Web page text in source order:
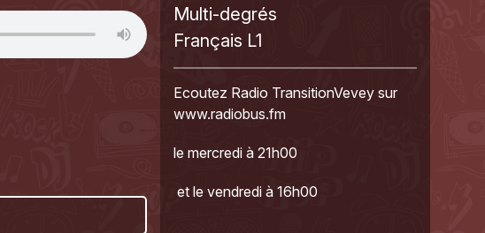
Multi-degrés
Français L1
Ecoutez Radio TransitionVevey sur
www.radiobus.fm
le mercredi à 21h00
et le vendredi à 16h00